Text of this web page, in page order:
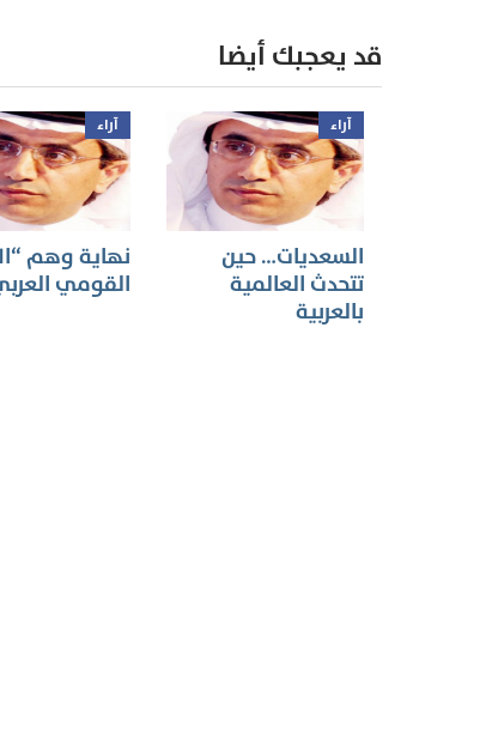
قد يعجبك أيضا
آراء
السعديات… حين
تتحدث العالمية
بالعربية
آراء
نهاية وهم
القومي